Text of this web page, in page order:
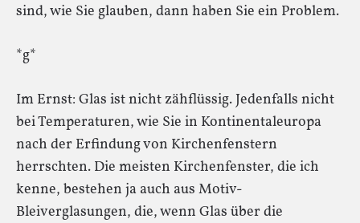
sind, wie Sie glauben, dann haben Sie ein Problem.
*g*
Im Ernst: Glas ist nicht zähflüssig. Jedenfalls nicht
bei Temperaturen, wie Sie in Kontinentaleuropa
nach der Erfindung von Kirchenfenstern
herrschten. Die meisten Kirchenfenster, die ich
kenne, bestehen ja auch aus Motiv-
Bleiverglasungen, die, wenn Glas über die